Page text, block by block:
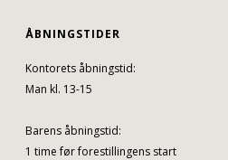
ÅBNINGSTIDER
Kontorets åbningstid:
Man kl. 13-15
Barens åbningstid:
1 time før forestillingens start